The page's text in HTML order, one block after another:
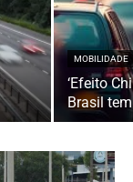
MOBILIDADE
‘Efeito
Brasil